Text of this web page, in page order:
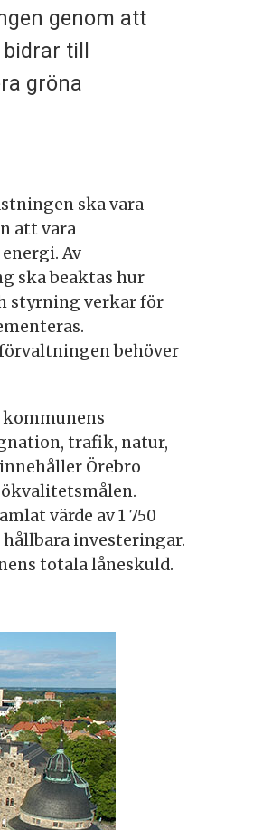
genom att
till
gröna
ska vara
att vara
Av
ska beaktas hur
styrning verkar för
behöver
trafik, natur,
Örebro
värde av 1 750
investeringar.
totala låneskuld.